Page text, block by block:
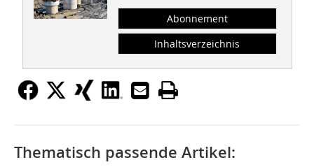
Abonnement
Inhaltsverzeichnis
Thematisch passende Artikel: